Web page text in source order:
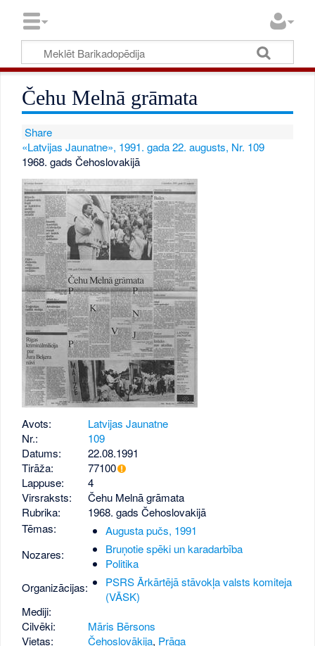
Čehu Melnā grāmata
Share
«Latvijas Jaunatne», 1991. gada 22. augusts, Nr. 109
1968. gads Čehoslovakijā
Avots:
Latvijas Jaunatne
Nr.:
109
Datums:
22.08.1991
Tirāža:
77100
Lappuse:
4
Virsraksts:
Čehu Melnā grāmata
Rubrika:
1968. gads Čehoslovakijā
Tēmas:
Augusta pučs, 1991
Nozares:
Bruņotie spēki un karadarbība
Politika
Organizācijas:
PSRS Ārkārtējā stāvokļa valsts komiteja
(VĀSK)
Mediji:
Cilvēki:
Māris Bērsons
Vietas:
Čehoslovākija, Prāga